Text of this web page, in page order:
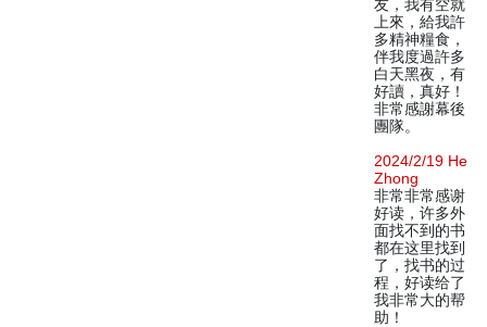
友，我有空就
上來，給我許
多精神糧食，
伴我度過許多
白天黑夜，有
好讀，真好！
非常感謝幕後
團隊。
2024/2/19 He
Zhong
非常非常感谢
好读，许多外
面找不到的书
都在这里找到
了，找书的过
程，好读给了
我非常大的帮
助！